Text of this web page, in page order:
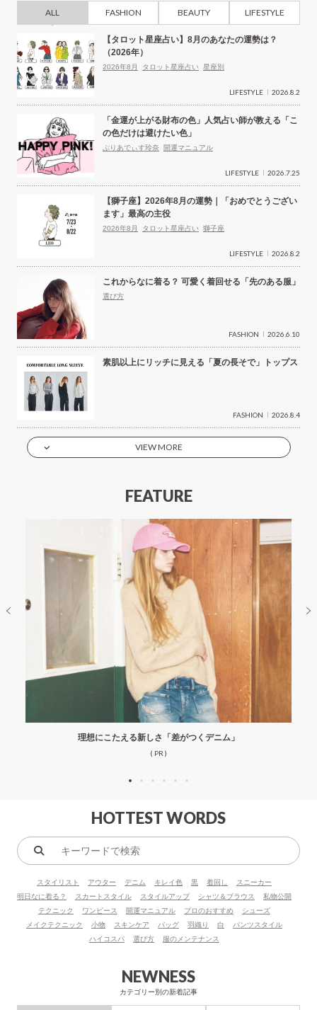
ALL FASHION BEAUTY LIFESTYLE
【タロット星座占い】8月のあなたの運勢は？
（2026年）
2026年8月 タロット星座占い 星座別
LIFESTYLE 2026.8.2
「金運が上がる財布の色」人気占い師が教える「こ
の色だけは避けたい色」
ぷりあでぃす玲奈 開運マニュアル
LIFESTYLE 2026.7.25
【獅子座】2026年8月の運勢｜「おめでとうござい
ます」最高の主役
2026年8月 タロット星座占い 獅子座
LIFESTYLE 2026.8.2
これからなに着る？ 可愛く着回せる「先のある服」
選び方
FASHION 2026.6.10
素肌以上にリッチに見える「夏の長そで」トップス
FASHION 2026.8.4
VIEW MORE
FEATURE
理想にこたえる新しさ「差がつくデニム」
( PR )
HOTTEST WORDS
キ
ワ
ー
ド
で
スタイリスト アウター デニム キレイ色 黒 着回し
スニーカー
明日なに着る？
スカートスタイル スタイルアップ シャツ＆ブラウス
私物公開
テクニック
ワンピース 開運マニュアル プロのおすすめ
シューズ
メイクテクニック
小物 スキンケア バッグ 羽織り 白
パンツスタイル
ハイコスパ
選び方 服のメンテナンス
NEWNESS
カテゴリー別の新着記事